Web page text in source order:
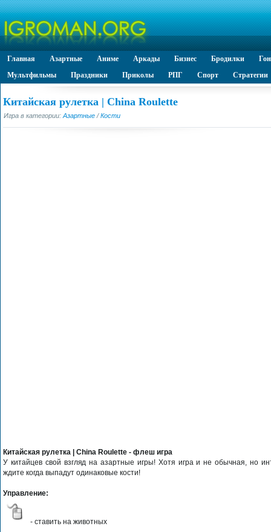
Главная Азартные Аниме Аркады Бизнес Бродилки
Мультфильмы
Праздники Приколы РПГ Спорт Стратегии
Китайская рулетка | China Roulette
Игра в категории: Азартные /Кости
Китайская рулетка | China Roulette - флеш игра
У китайцев свой взгляд на азартные игры! Хотя игра и не обычная, но
ждите когда выпадут одинаковые кости!
Управление:
- ставить на животных